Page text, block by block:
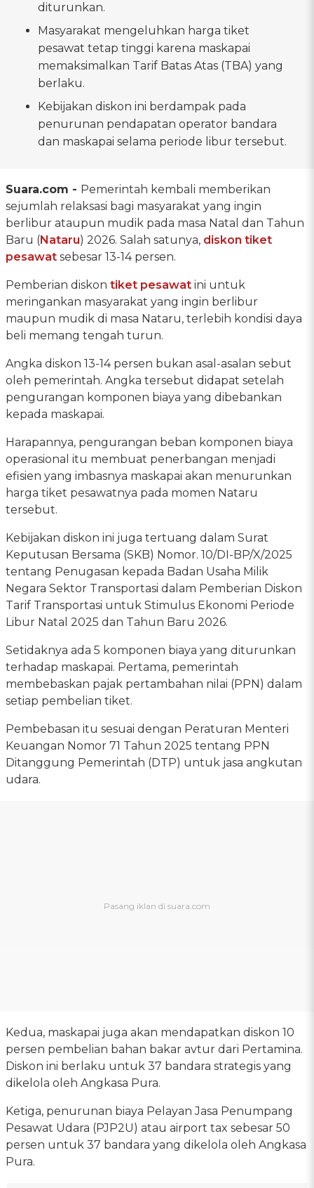
diturunkan.
Masyarakat mengeluhkan harga tiket
pesawat tetap tinggi karena maskapai
memaksimalkan Tarif Batas Atas (TBA) yang
berlaku.
Kebijakan diskon ini berdampak pada
penurunan pendapatan operator bandara
dan maskapai selama periode libur tersebut.
Suara.com - Pemerintah kembali memberikan
sejumlah relaksasi bagi masyarakat yang ingin
berlibur ataupun mudik pada masa Natal dan Tahun
Baru (Nataru) 2026. Salah satunya, diskon tiket
pesawat sebesar 13-14 persen.
Pemberian diskon tiket pesawat ini untuk
meringankan masyarakat yang ingin berlibur
maupun mudik di masa Nataru, terlebih kondisi daya
beli memang tengah turun.
Angka diskon 13-14 persen bukan asal-asalan sebut
oleh pemerintah. Angka tersebut didapat setelah
pengurangan komponen biaya yang dibebankan
kepada maskapai.
Harapannya, pengurangan beban komponen biaya
operasional itu membuat penerbangan menjadi
efisien yang imbasnya maskapai akan menurunkan
harga tiket pesawatnya pada momen Nataru
tersebut.
Kebijakan diskon ini juga tertuang dalam Surat
Keputusan Bersama (SKB) Nomor. 10/DI-BP/X/2025
tentang Penugasan kepada Badan Usaha Milik
Negara Sektor Transportasi dalam Pemberian Diskon
Tarif Transportasi untuk Stimulus Ekonomi Periode
Libur Natal 2025 dan Tahun Baru 2026.
Setidaknya ada 5 komponen biaya yang diturunkan
terhadap maskapai. Pertama, pemerintah
membebaskan pajak pertambahan nilai (PPN) dalam
setiap pembelian tiket.
Pembebasan itu sesuai dengan Peraturan Menteri
Keuangan Nomor 71 Tahun 2025 tentang PPN
Ditanggung Pemerintah (DTP) untuk jasa angkutan
udara.
Kedua, maskapai juga akan mendapatkan diskon 10
persen pembelian bahan bakar avtur dari Pertamina.
Diskon ini berlaku untuk 37 bandara strategis yang
dikelola oleh Angkasa Pura.
Ketiga, penurunan biaya Pelayan Jasa Penumpang
Pesawat Udara (PJP2U) atau airport tax sebesar 50
persen untuk 37 bandara yang dikelola oleh Angkasa
Pura.